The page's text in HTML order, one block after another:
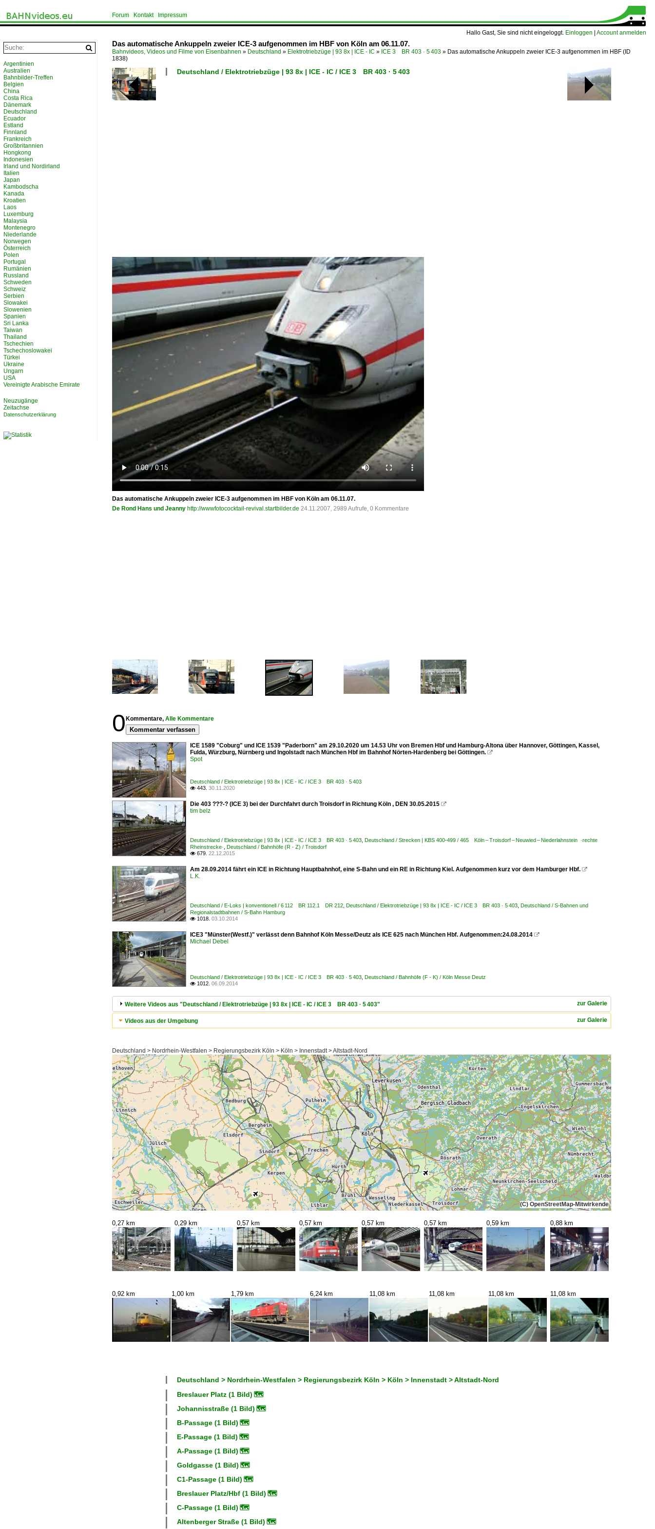
Hallo Gast, Sie sind nicht eingeloggt. Einloggen Account anmelden
Forum Kontakt Impressum
Das automatische Ankuppeln zweier ICE-3 aufgenommen im HBF von Köln am 06.11.07.
Bahnvideos, Videos und Filme von Eisenbahnen » Deutschland » Elektrotriebzüge | 93 8x | ICE - IC » ICE 3 BR 403 · 5 403 » Das automatische Ankuppeln zweier ICE-3 aufgenommen im HBF (ID
1838)
Deutschland / Elektrotriebzüge | 93 8x | ICE - IC / ICE 3 BR 403 · 5 403
Das automatische Ankuppeln zweier ICE-3 aufgenommen im HBF von Köln am 06.11.07.
De Rond Hans und Jeanny http://wwwfotococktail-revival.startbilder.de 24.11.2007, 2989 Aufrufe, 0 Kommentare
0 Kommentare, Alle Kommentare
Kommentar verfassen
ICE 1589 "Coburg" und ICE 1539 "Paderborn" am 29.10.2020 um 14.53 Uhr von Bremen Hbf und Hamburg-Altona über Hannover, Göttingen, Kassel,
Fulda, Würzburg, Nürnberg und Ingolstadt nach München Hbf im Bahnhof Nörten-Hardenberg bei Göttingen. 
Spot
Deutschland / Elektrotriebzüge | 93 8x | ICE - IC / ICE 3 BR 403 · 5 403
 443. 30.11.2020
Die 403 ???-? (ICE 3) bei der Durchfahrt durch Troisdorf in Richtung Köln , DEN 30.05.2015 
tim belz
Deutschland / Elektrotriebzüge | 93 8x | ICE - IC / ICE 3 BR 403 · 5 403 Deutschland / Strecken | KBS 400-499 / 465 Köln – Troisdorf – Neuwied – Niederlahnstein ·rechte
Rheinstrecke· Deutschland / Bahnhöfe (R - Z) / Troisdorf
 679. 22.12.2015
Am 28.09.2014 fährt ein ICE in Richtung Hauptbahnhof, eine S-Bahn und ein RE in Richtung Kiel. Aufgenommen kurz vor dem Hamburger Hbf. 
L.K.
Deutschland / E-Loks | konventionell / 6 112 BR 112.1 DR 212 Deutschland / Elektrotriebzüge | 93 8x | ICE - IC / ICE 3 BR 403 · 5 403 Deutschland / S-Bahnen und
Regionalstadtbahnen / S-Bahn Hamburg
 1018. 03.10.2014
ICE3 "Münster(Westf.)" verlässt denn Bahnhof Köln Messe/Deutz als ICE 625 nach München Hbf. Aufgenommen:24.08.2014 
Michael Debel
Deutschland / Elektrotriebzüge | 93 8x | ICE - IC / ICE 3 BR 403 · 5 403 Deutschland / Bahnhöfe (F - K) / Köln Messe Deutz
 1012. 06.09.2014
zur Galerie
Weitere Videos aus "Deutschland / Elektrotriebzüge | 93 8x | ICE - IC / ICE 3 BR 403 · 5 403"
zur Galerie
Videos aus der Umgebung
Deutschland > Nordrhein-Westfalen > Regierungsbezirk Köln > Köln > Innenstadt > Altstadt-Nord
(C) OpenStreetMap-Mitwirkende
0,27 km 0,29 km 0,57 km 0,57 km 0,57 km 0,57 km 0,59 km 0,88 km
0,92 km 1,00 km 1,79 km 6,24 km 11,08 km 11,08 km 11,08 km 11,08 km
Deutschland > Nordrhein-Westfalen > Regierungsbezirk Köln > Köln > Innenstadt > Altstadt-Nord
Breslauer Platz (1 Bild) 🗺
Johannisstraße (1 Bild) 🗺
B-Passage (1 Bild) 🗺
E-Passage (1 Bild) 🗺
A-Passage (1 Bild) 🗺
Goldgasse (1 Bild) 🗺
C1-Passage (1 Bild) 🗺
Breslauer Platz/Hbf (1 Bild) 🗺
C-Passage (1 Bild) 🗺
Altenberger Straße (1 Bild) 🗺
Argentinien
Australien
Bahnbilder-Treffen
Belgien
China
Costa Rica
Dänemark
Deutschland
Ecuador
Estland
Finnland
Frankreich
Großbritannien
Hongkong
Indonesien
Irland und Nordirland
Italien
Japan
Kambodscha
Kanada
Kroatien
Laos
Luxemburg
Malaysia
Montenegro
Niederlande
Norwegen
Österreich
Polen
Portugal
Rumänien
Russland
Schweden
Schweiz
Serbien
Slowakei
Slowenien
Spanien
Sri Lanka
Taiwan
Thailand
Tschechien
Tschechoslowakei
Türkei
Ukraine
Ungarn
USA
Vereinigte Arabische Emirate
Neuzugänge
Zeitachse
Datenschutzerklärung